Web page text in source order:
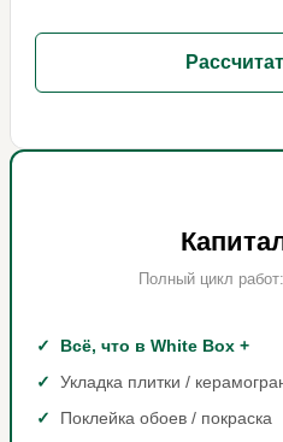
Полный цикл
Всё, что в White Box +
Укладка плитки /
Поклейка обоев / покраска